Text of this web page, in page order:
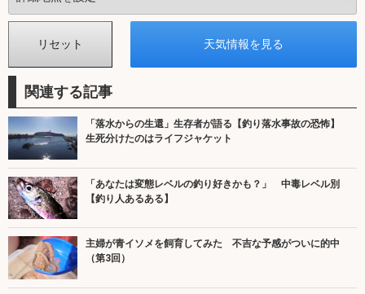
関連する記事
「落水からの生還」生存者が語る【釣り落水事故の恐怖】
生死分けたのはライフジャケット
「あなたは変態レベルの釣り好きかも？」 中毒レベル別
【釣り人あるある】
主婦が青イソメを飼育してみた 不吉な予感がついに的中
（第3回）